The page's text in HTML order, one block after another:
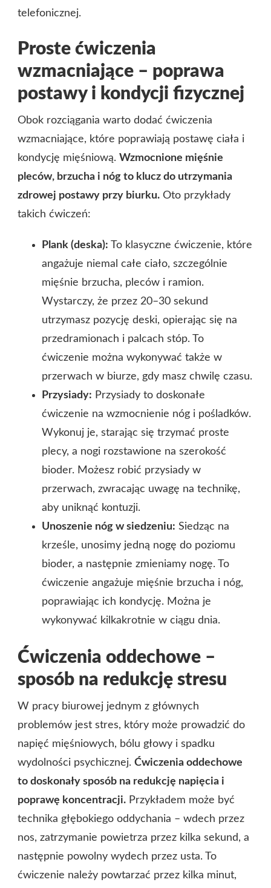
telefonicznej.
Proste ćwiczenia
wzmacniające – poprawa
postawy i kondycji fizycznej
Obok rozciągania warto dodać ćwiczenia
wzmacniające, które poprawiają postawę ciała i
kondycję mięśniową. Wzmocnione mięśnie
pleców, brzucha i nóg to klucz do utrzymania
zdrowej postawy przy biurku. Oto przykłady
takich ćwiczeń:
Plank (deska): To klasyczne ćwiczenie, które
angażuje niemal całe ciało, szczególnie
mięśnie brzucha, pleców i ramion.
Wystarczy, że przez 20–30 sekund
utrzymasz pozycję deski, opierając się na
przedramionach i palcach stóp. To
ćwiczenie można wykonywać także w
przerwach w biurze, gdy masz chwilę czasu.
Przysiady: Przysiady to doskonałe
ćwiczenie na wzmocnienie nóg i pośladków.
Wykonuj je, starając się trzymać proste
plecy, a nogi rozstawione na szerokość
bioder. Możesz robić przysiady w
przerwach, zwracając uwagę na technikę,
aby uniknąć kontuzji.
Unoszenie nóg w siedzeniu: Siedząc na
krześle, unosimy jedną nogę do poziomu
bioder, a następnie zmieniamy nogę. To
ćwiczenie angażuje mięśnie brzucha i nóg,
poprawiając ich kondycję. Można je
wykonywać kilkakrotnie w ciągu dnia.
Ćwiczenia oddechowe –
sposób na redukcję stresu
W pracy biurowej jednym z głównych
problemów jest stres, który może prowadzić do
napięć mięśniowych, bólu głowy i spadku
wydolności psychicznej. Ćwiczenia oddechowe
to doskonały sposób na redukcję napięcia i
poprawę koncentracji. Przykładem może być
technika głębokiego oddychania – wdech przez
nos, zatrzymanie powietrza przez kilka sekund, a
następnie powolny wydech przez usta. To
ćwiczenie należy powtarzać przez kilka minut,